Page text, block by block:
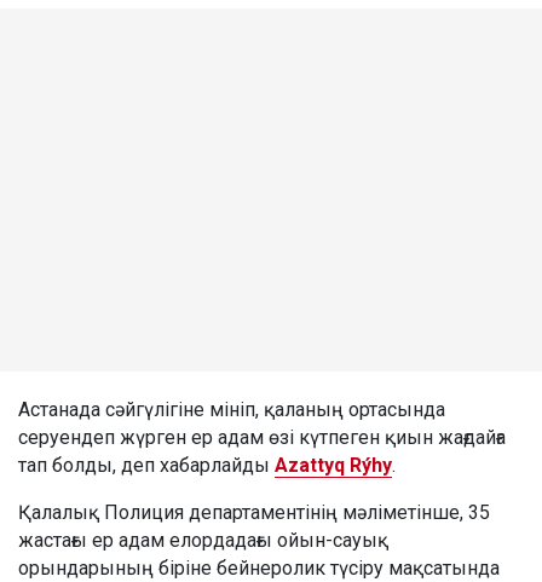
Астанада сәйгүлігіне мініп, қаланың ортасында
серуендеп жүрген ер адам өзі күтпеген қиын жағдайға
тап болды, деп хабарлайды Azattyq Rýhy.
Қалалық Полиция департаментінің мәліметінше, 35
жастағы ер адам елордадағы ойын-сауық
орындарының біріне бейнеролик түсіру мақсатында